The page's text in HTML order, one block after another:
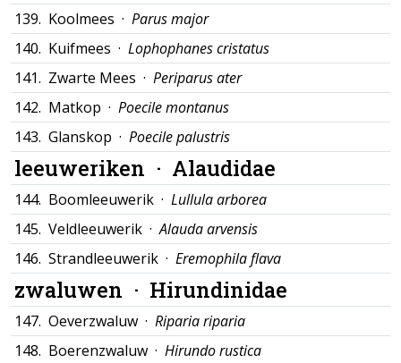
139. Koolmees · Parus major
140. Kuifmees · Lophophanes cristatus
141. Zwarte Mees · Periparus ater
142. Matkop · Poecile montanus
143. Glanskop · Poecile palustris
leeuweriken · Alaudidae
144. Boomleeuwerik · Lullula arborea
145. Veldleeuwerik ·Alauda arvensis
146. Strandleeuwerik · Eremophila flava
zwaluwen · Hirundinidae
147. Oeverzwaluw · Riparia riparia
148. Boerenzwaluw · Hirundo rustica